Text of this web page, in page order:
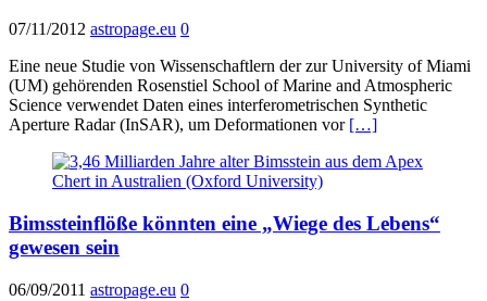
07/11/2012 astropage.eu 0
Eine neue Studie von Wissenschaftlern der zur University of Miami
(UM) gehörenden Rosenstiel School of Marine and Atmospheric
Science verwendet Daten eines interferometrischen Synthetic
Aperture Radar (InSAR), um Deformationen vor […]
Bimssteinflöße könnten eine „Wiege des Lebens“
gewesen sein
06/09/2011 astropage.eu 0